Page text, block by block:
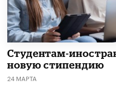
Студентам-
новую стипендию
24 МАРТА